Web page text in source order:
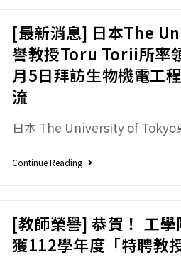
[最新消息] 日本The
譽教授Toru Torii所率
月5日拜訪生物機電工
流
日本 The University of Tokyo
Continue Reading
[教師榮譽] 恭賀！ 工
獲112學年度「特聘教授